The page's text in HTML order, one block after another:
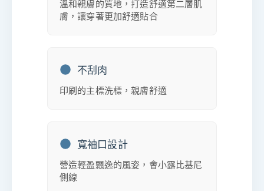
溫和親膚的質地，打造舒適第二層肌
膚，讓穿著更加舒適貼合
不刮肉
印刷的主標洗標，親膚舒適
寬袖口設計
營造輕盈飄逸的風姿，會小露比基尼
側線